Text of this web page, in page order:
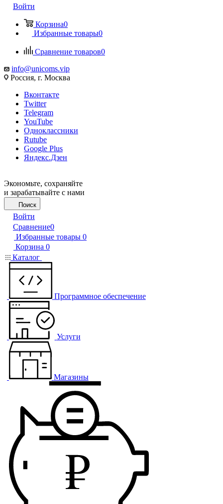
Войти
Корзина0
Избранные товары0
Сравнение товаров0
info@unicoms.vip
Россия, г. Москва
Вконтакте
Twitter
Telegram
YouTube
Одноклассники
Rutube
Google Plus
Яндекс.Дзен
Экономьте, сохраняйте
и зарабатывайте с нами
Поиск
Войти
Сравнение0
Избранные товары 0
Корзина 0
Каталог
Программное обеспечение
Услуги
Магазины